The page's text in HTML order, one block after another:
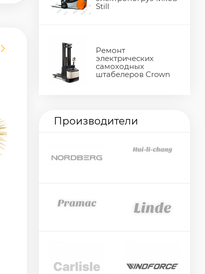
Still
Ремонт
электрических
самоходных
штабелеров Crown
Производители